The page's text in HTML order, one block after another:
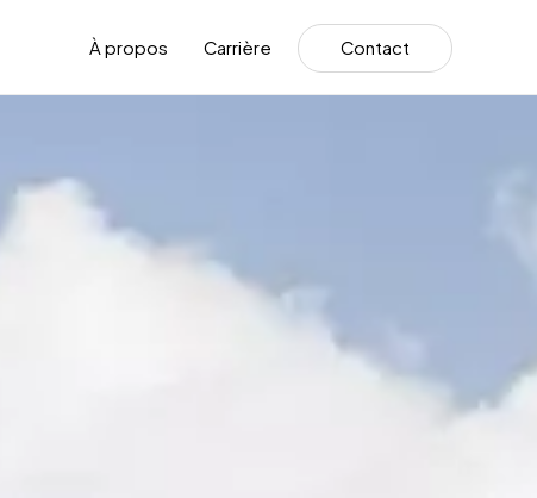
À propos Carrière Contact